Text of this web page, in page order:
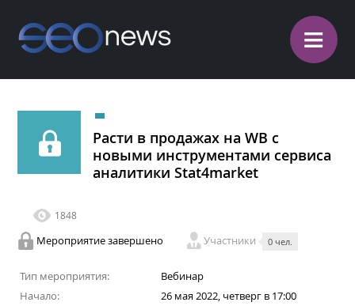
≡
Расти в продажах на WB с
новыми инструментами сервиса
аналитики Stat4market
1848
Мероприятие завершено Участники 0 чел.
Тип мероприятия:
Вебинар
Начало:
26 мая 2022, четверг в 17:00